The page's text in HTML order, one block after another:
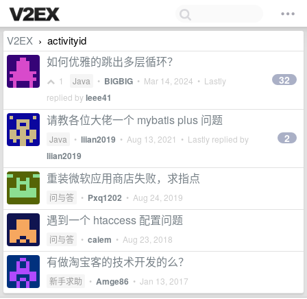
V2EX › activityid
如何优雅的跳出多层循环？
1 Java • BIGBIG • Mar 14, 2024 • Lastly
replied byleee41
32
请教各位大佬一个 mybatis plus 问题
Java • liian2019 • Aug 13, 2021 • Lastly replied by
liian2019
2
重装微软应用商店失败，求指点
问与答 • Pxq1202 • Aug 24, 2019
遇到一个 htaccess 配置问题
问与答 • caiem • Aug 23, 2018
有做淘宝客的技术开发的么？
新手求助 • Amge86 • Jan 13, 2017